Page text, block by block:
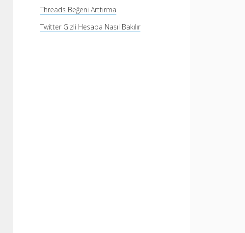
Threads Beğeni Arttırma
Twitter Gizli Hesaba Nasıl Bakılır